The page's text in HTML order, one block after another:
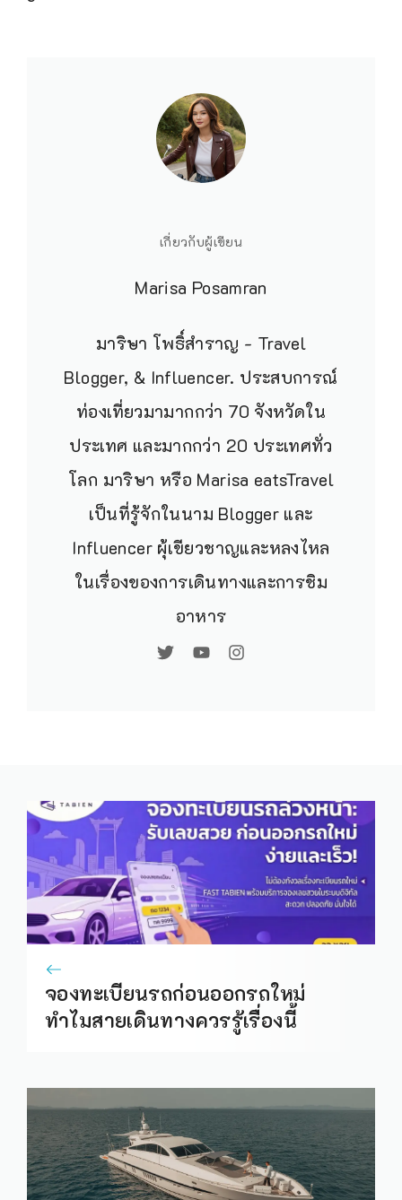
เกี่ยวกับผู้เขียน
Marisa Posamran
มาริษา โพธิ์สำราญ - Travel
Blogger, & Influencer.
ประสบการณ์ท่องเที่ยวมามากกว่า
70 จังหวัดในประเทศ และมากกว่า
20 ประเทศทั่วโลก มาริษา หรือ
Marisa eatsTravel เป็นที่รู้จักใน
นาม Blogger และ Influencer ผุ้
เขียวชาญและหลงไหลในเรื่องของ
การเดินทางและการชิมอาหาร
จองทะเบียนรถก่อนออกรถใหม่